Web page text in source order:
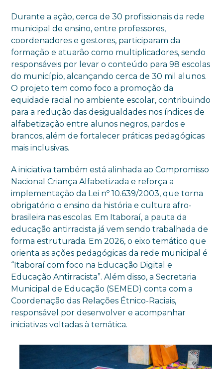
Durante a ação, cerca de 30 profissionais da rede
municipal de ensino, entre professores,
coordenadores e gestores, participaram da
formação e atuarão como multiplicadores, sendo
responsáveis por levar o conteúdo para 98 escolas
do município, alcançando cerca de 30 mil alunos.
O projeto tem como foco a promoção da
equidade racial no ambiente escolar, contribuindo
para a redução das desigualdades nos índices de
alfabetização entre alunos negros, pardos e
brancos, além de fortalecer práticas pedagógicas
mais inclusivas.
A iniciativa também está alinhada ao Compromisso
Nacional Criança Alfabetizada e reforça a
implementação da Lei nº 10.639/2003, que torna
obrigatório o ensino da história e cultura afro-
brasileira nas escolas. Em Itaboraí, a pauta da
educação antirracista já vem sendo trabalhada de
forma estruturada. Em 2026, o eixo temático que
orienta as ações pedagógicas da rede municipal é
“Itaboraí com foco na Educação Digital e
Educação Antirracista”. Além disso, a Secretaria
Municipal de Educação (SEMED) conta com a
Coordenação das Relações Étnico-Raciais,
responsável por desenvolver e acompanhar
iniciativas voltadas à temática.